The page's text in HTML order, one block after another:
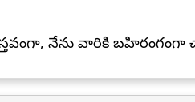
నేను వారికి